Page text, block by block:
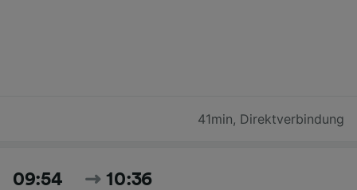
41min, Direktverbindung
09:54 10:36